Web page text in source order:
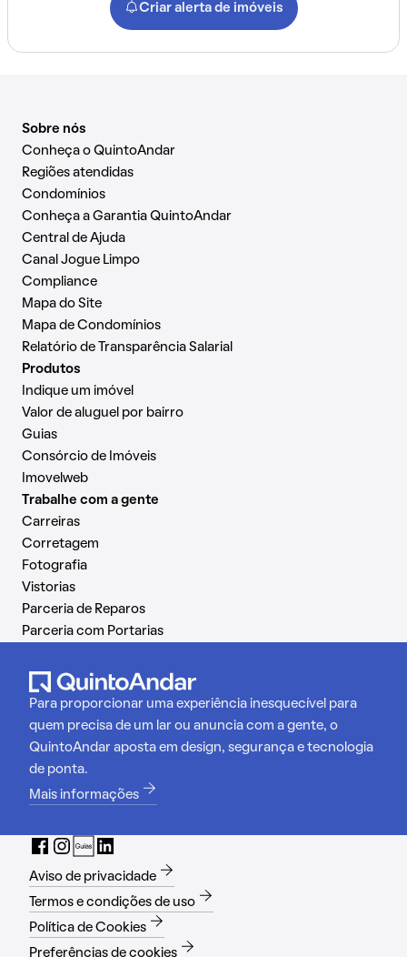
Criar alerta de imóveis
Sobre nós
Conheça o QuintoAndar
Regiões atendidas
Condomínios
Conheça a Garantia QuintoAndar
Central de Ajuda
Canal Jogue Limpo
Compliance
Mapa do Site
Mapa de Condomínios
Relatório de Transparência Salarial
Produtos
Indique um imóvel
Valor de aluguel por bairro
Guias
Consórcio de Imóveis
Imovelweb
Trabalhe com a gente
Carreiras
Corretagem
Fotografia
Vistorias
Parceria de Reparos
Parceria com Portarias
Para proporcionar uma experiência inesquecível para
quem precisa de um lar ou anuncia com a gente, o
QuintoAndar aposta em design, segurança e tecnologia
de ponta.
Mais informações
Aviso de privacidade
Termos e condições de uso
Política de Cookies
Preferências de cookies